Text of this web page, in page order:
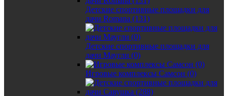
Детские спортивные площадки для
дачи Romana (131)
Детские спортивные площадки для
дачи Маугли (0)
Игровые комплексы Самсон (0)